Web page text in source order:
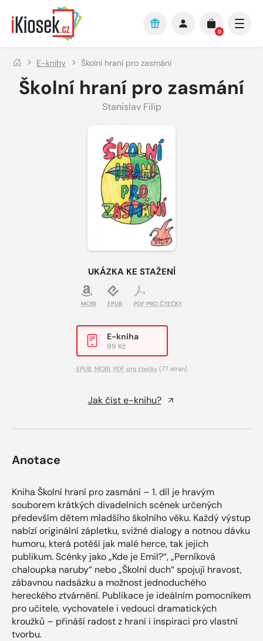
Přejít na hlavní obsah
0
E-knihy Školní hraní pro zasmání
Školní hraní pro zasmání
Stanislav Filip
UKÁZKA KE STAŽENÍ
MOBI EPUB PDF PRO ČTEČKY
E-kniha
99 Kč
EPUB MOBI PDF pro čtečky(77 stran)
Jak číst e-knihu?
Anotace
Kniha Školní hraní pro zasmání – 1. díl je hravým
souborem krátkých divadelních scének určených
především dětem mladšího školního věku. Každý výstup
nabízí originální zápletku, svižné dialogy a notnou dávku
humoru, která potěší jak malé herce, tak jejich
publikum. Scénky jako „Kde je Emil?“, „Perníková
chaloupka naruby“ nebo „Školní duch“ spojují hravost,
zábavnou nadsázku a možnost jednoduchého
hereckého ztvárnění. Publikace je ideálním pomocníkem
pro učitele, vychovatele i vedoucí dramatických
kroužků – přináší radost z hraní i inspiraci pro vlastní
tvorbu.